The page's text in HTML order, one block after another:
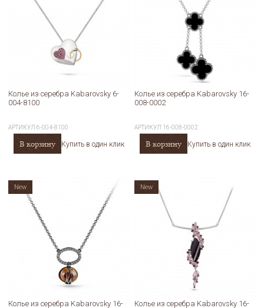
Колье из серебра Kabarovsky 6-
004-8100
АРТИКУЛ6-004-8100
В корзину Купить в один клик
Колье из серебра Kabarovsky 16-
008-0002
АРТИКУЛ 16-008-0002
В корзину Купить в один клик
Колье из серебра Kabarovsky 16-
New
Колье из серебра Kabarovsky 16-
New